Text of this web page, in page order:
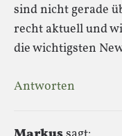
sind nicht gerade
recht aktuell und
die wichtigsten
Antworten